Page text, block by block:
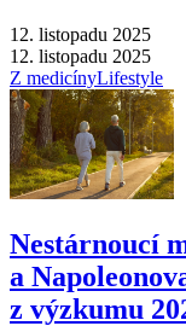
12. listopadu 2025
12. listopadu 2025
Z medicínyLifestyle
Nestárnoucí
a
z výzkumu